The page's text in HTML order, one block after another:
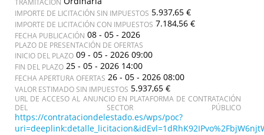
IMPORTE DE LICITACIÓN SIN IMPUESTOS 5.937,65 €
IMPORTE DE LICITACIÓN CON IMPUESTOS 7.184,56 €
FECHA PUBLICACIÓN 08 - 05 - 2026
PLAZO DE PRESENTACIÓN DE OFERTAS
INICIO DEL PLAZO 09 - 05 - 2026 09:00
FIN DEL PLAZO 25 - 05 - 2026 14:00
FECHA APERTURA OFERTAS 26 - 05 - 2026 08:00
VALOR ESTIMADO SIN IMPUESTOS 5.937,65 €
URL DE ACCESO AL ANUNCIO EN PLATAFORMA DE CONTRATACIÓN
DEL SECTOR PÚBLICO
https://contrataciondelestado.es/wps/poc?